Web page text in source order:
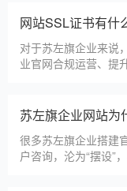
门店有营业时间限制
白天咨询、深夜了解
网站SSL证书有什
对于苏左旗企业来说
业官网合规运营、提
天详细解读SSL证书
用。首先，SSL证书
苏左旗企业网站为
很多苏左旗企业搭建
户咨询，沦为“摆设”